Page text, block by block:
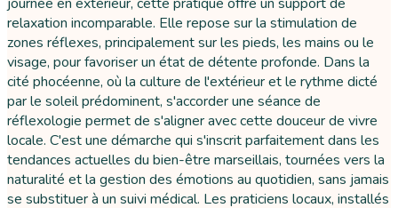
journée en extérieur, cette pratique offre un support de
relaxation incomparable. Elle repose sur la stimulation de
zones réflexes, principalement sur les pieds, les mains ou le
visage, pour favoriser un état de détente profonde. Dans la
cité phocéenne, où la culture de l'extérieur et le rythme dicté
par le soleil prédominent, s'accorder une séance de
réflexologie permet de s'aligner avec cette douceur de vivre
locale. C'est une démarche qui s'inscrit parfaitement dans les
tendances actuelles du bien-être marseillais, tournées vers la
naturalité et la gestion des émotions au quotidien, sans jamais
se substituer à un suivi médical. Les praticiens locaux, installés